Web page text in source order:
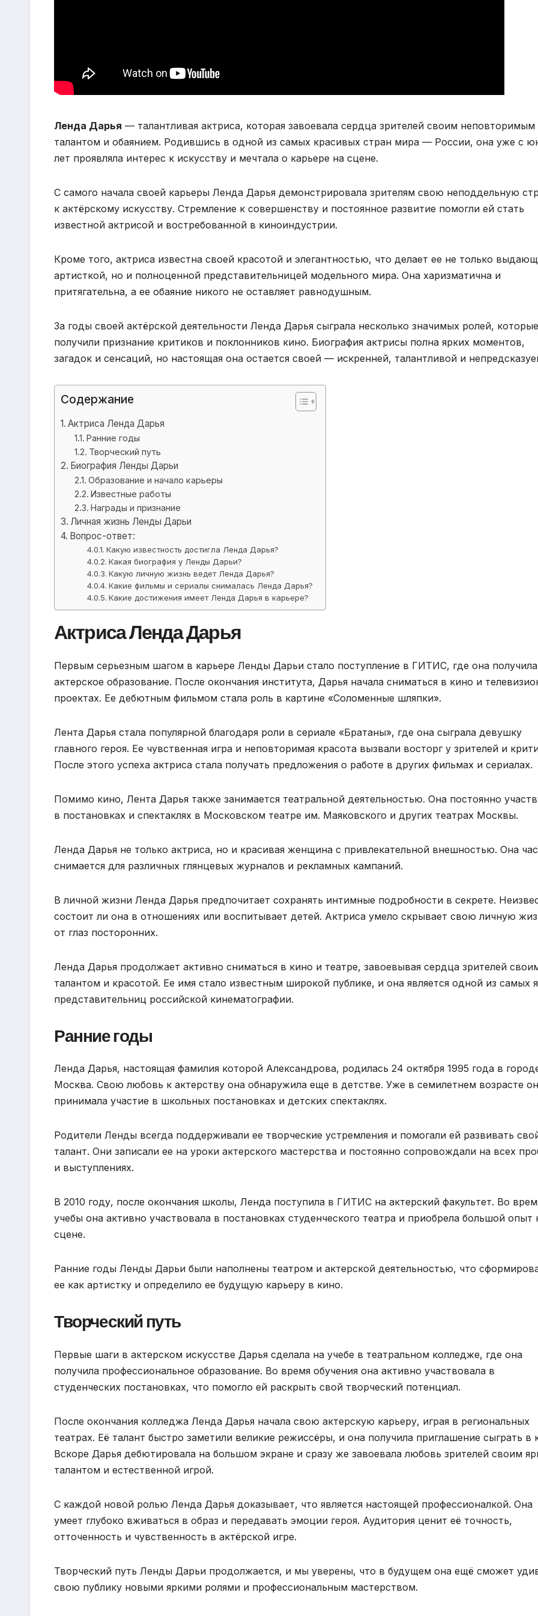
Ленда Дарья — талантливая актриса, которая завоевала сердца зрителей своим неповторимым
талантом и обаянием. Родившись в одной из самых красивых стран мира — России, она уже с
лет проявляла интерес к искусству и мечтала о карьере на сцене.
С самого начала своей карьеры Ленда Дарья демонстрировала зрителям свою неподдельную
к актёрскому искусству. Стремление к совершенству и постоянное развитие помогли ей стать
известной актрисой и востребованной в киноиндустрии.
Кроме того, актриса известна своей красотой и элегантностью, что делает ее не только
артисткой, но и полноценной представительницей модельного мира. Она харизматична и
притягательна, а ее обаяние никого не оставляет равнодушным.
За годы своей актёрской деятельности Ленда Дарья сыграла несколько значимых ролей, которые
получили признание критиков и поклонников кино. Биография актрисы полна ярких моментов,
загадок и сенсаций, но настоящая она остается своей — искренней, талантливой и
Содержание
Актриса Ленда Дарья
Ранние годы
Творческий путь
Биография Ленды Дарьи
Образование и начало карьеры
Известные работы
Награды и признание
Личная жизнь Ленды Дарьи
Вопрос-ответ:
Какую известность достигла Ленда Дарья?
Какая биография у Ленды Дарьи?
Какую личную жизнь ведет Ленда Дарья?
Какие фильмы и сериалы снималась Ленда Дарья?
Какие достижения имеет Ленда Дарья в карьере?
Актриса Ленда Дарья
Первым серьезным шагом в карьере Ленды Дарьи стало поступление в ГИТИС, где она получила
актерское образование. После окончания института, Дарья начала сниматься в кино и
проектах. Ее дебютным фильмом стала роль в картине «Соломенные шляпки».
Лента Дарья стала популярной благодаря роли в сериале «Братаны», где она сыграла девушку
главного героя. Ее чувственная игра и неповторимая красота вызвали восторг у зрителей и
После этого успеха актриса стала получать предложения о работе в других фильмах и сериалах.
Помимо кино, Лента Дарья также занимается театральной деятельностью. Она постоянно
в постановках и спектаклях в Московском театре им. Маяковского и других театрах Москвы.
Ленда Дарья не только актриса, но и красивая женщина с привлекательной внешностью. Она
снимается для различных глянцевых журналов и рекламных кампаний.
В личной жизни Ленда Дарья предпочитает сохранять интимные подробности в секрете.
состоит ли она в отношениях или воспитывает детей. Актриса умело скрывает свою личную
от глаз посторонних.
Ленда Дарья продолжает активно сниматься в кино и театре, завоевывая сердца зрителей
талантом и красотой. Ее имя стало известным широкой публике, и она является одной из самых
представительниц российской кинематографии.
Ранние годы
Ленда Дарья, настоящая фамилия которой Александрова, родилась 24 октября 1995 года в
Москва. Свою любовь к актерству она обнаружила еще в детстве. Уже в семилетнем возрасте
принимала участие в школьных постановках и детских спектаклях.
Родители Ленды всегда поддерживали ее творческие устремления и помогали ей развивать
талант. Они записали ее на уроки актерского мастерства и постоянно сопровождали на всех
и выступлениях.
В 2010 году, после окончания школы, Ленда поступила в ГИТИС на актерский факультет. Во
учебы она активно участвовала в постановках студенческого театра и приобрела большой опыт
сцене.
Ранние годы Ленды Дарьи были наполнены театром и актерской деятельностью, что
ее как артистку и определило ее будущую карьеру в кино.
Творческий путь
Первые шаги в актерском искусстве Дарья сделала на учебе в театральном колледже, где она
получила профессиональное образование. Во время обучения она активно участвовала в
студенческих постановках, что помогло ей раскрыть свой творческий потенциал.
После окончания колледжа Ленда Дарья начала свою актерскую карьеру, играя в региональных
театрах. Её талант быстро заметили великие режиссёры, и она получила приглашение сыграть в
Вскоре Дарья дебютировала на большом экране и сразу же завоевала любовь зрителей своим
талантом и естественной игрой.
С каждой новой ролью Ленда Дарья доказывает, что является настоящей профессионалкой. Она
умеет глубоко вживаться в образ и передавать эмоции героя. Аудитория ценит её точность,
отточенность и чувственность в актёрской игре.
Творческий путь Ленды Дарьи продолжается, и мы уверены, что в будущем она ещё сможет
свою публику новыми яркими ролями и профессиональным мастерством.